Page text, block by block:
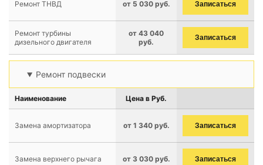
Ремонт ТНВД от 5 030 руб. Записаться
Ремонт турбины
дизельного двигателя
от 43 040
руб.
Записаться
Ремонт подвески
Наименование Цена в Руб.
Замена амортизатора от 1 340 руб. Записаться
Замена верхнего рычага от 3 030 руб. Записаться